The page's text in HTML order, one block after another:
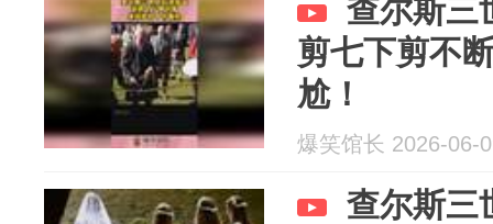
查尔斯三
剪七下剪不
尬！
爆笑馆长 2026-06-
查尔斯三